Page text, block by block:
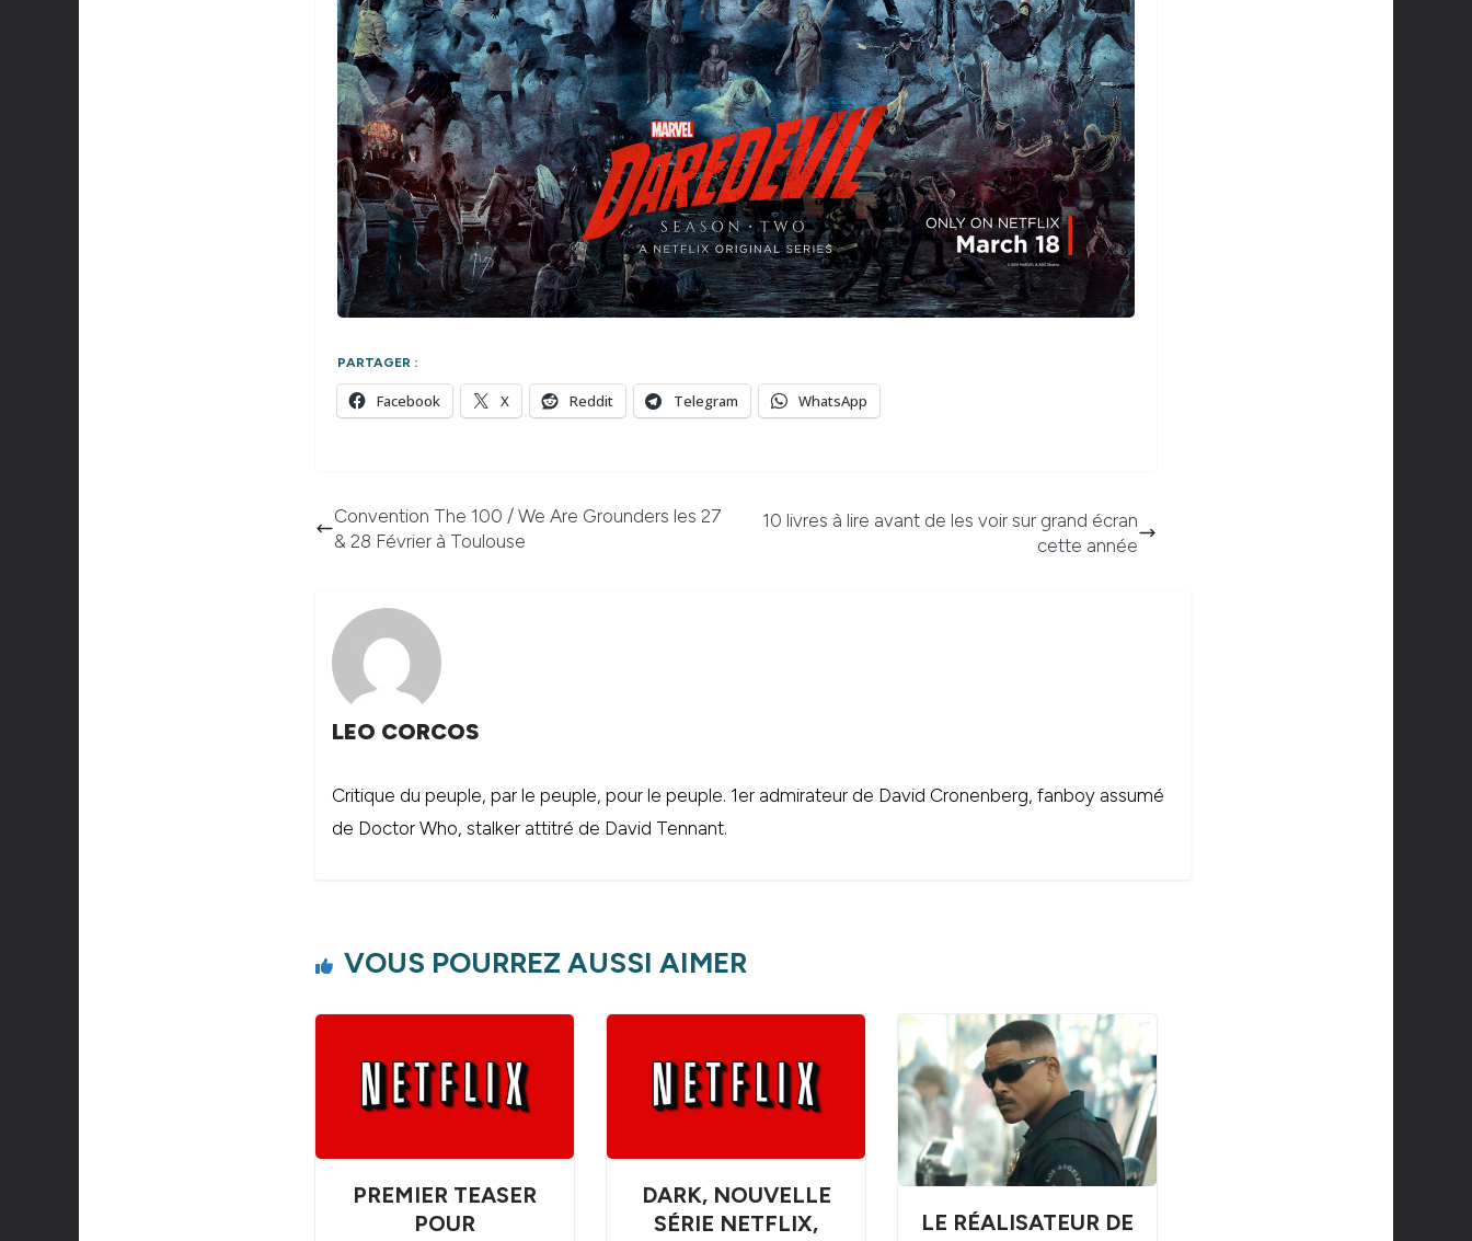
PARTAGER :
Facebook X Reddit Telegram WhatsApp
Convention The 100 / We Are Grounders les 27
& 28 Février à Toulouse
10 livres à lire avant de les voir sur grand écran
cette année
LEO CORCOS
Critique du peuple, par le peuple, pour le peuple. 1er admirateur de David Cronenberg, fanboy assumé
de Doctor Who, stalker attitré de David Tennant.
VOUS POURREZ AUSSI AIMER
PREMIER TEASER
POUR
DARK, NOUVELLE
SÉRIE NETFLIX,
LE RÉALISATEUR DE